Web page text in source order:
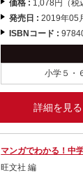
価格 : 1,078円（税
発売日 :2019年05
ISBNコード :
小学５・
詳細を見る
マンガでわかる！中
旺文社 編